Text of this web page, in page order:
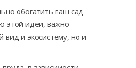
обогатить ваш сад
этой идеи, важно
вид и экосистему, но и